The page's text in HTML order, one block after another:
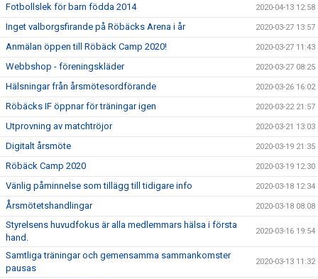
Fotbollslek för barn födda 2014 2020-04-13 12:58
Inget valborgsfirande på Röbäcks Arena i år 2020-03-27 13:57
Anmälan öppen till Röbäck Camp 2020! 2020-03-27 11:43
Webbshop - föreningskläder 2020-03-27 08:25
Hälsningar från årsmötesordförande 2020-03-26 16:02
Röbäcks IF öppnar för träningar igen 2020-03-22 21:57
Utprovning av matchtröjor 2020-03-21 13:03
Digitalt årsmöte 2020-03-19 21:35
Röbäck Camp 2020 2020-03-19 12:30
Vänlig påminnelse som tillägg till tidigare info 2020-03-18 12:34
Årsmötetshandlingar 2020-03-18 08:08
Styrelsens huvudfokus är alla medlemmars hälsa i första
hand.
2020-03-16 19:54
Samtliga träningar och gemensamma sammankomster
pausas
2020-03-13 11:32